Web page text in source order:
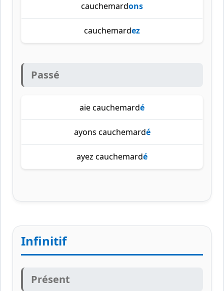
cauchemardons
cauchemardez
Passé
aie cauchemardé
ayons cauchemardé
ayez cauchemardé
Infinitif
Présent